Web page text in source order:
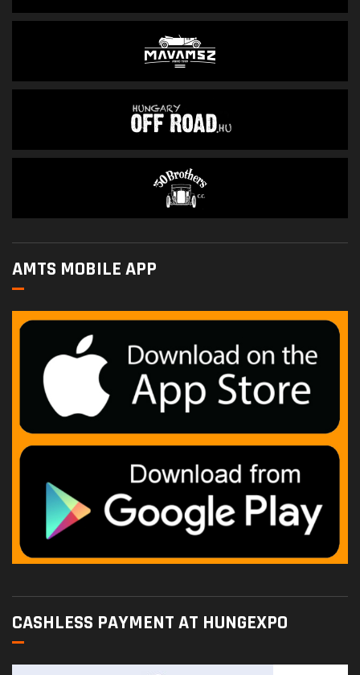
AMTS MOBILE APP
CASHLESS PAYMENT AT HUNGEXPO